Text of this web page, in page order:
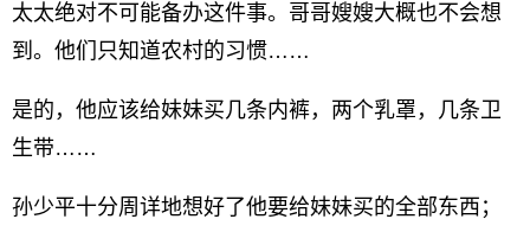
太太绝对不可能备办这件事。哥哥嫂嫂大概也不会想
到。他们只知道农村的习惯……
是的，他应该给妹妹买几条内裤，两个乳罩，几条卫
生带……
孙少平十分周详地想好了他要给妹妹买的全部东西；